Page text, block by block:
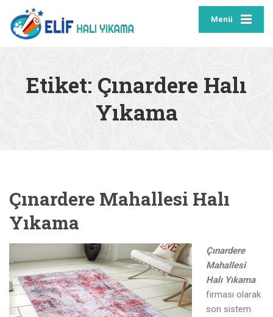
Menü
Etiket: Çınardere Halı
Yıkama
Çınardere Mahallesi Halı
Yıkama
Çınardere
Mahallesi
Halı Yıkama
firması olarak
son sistem